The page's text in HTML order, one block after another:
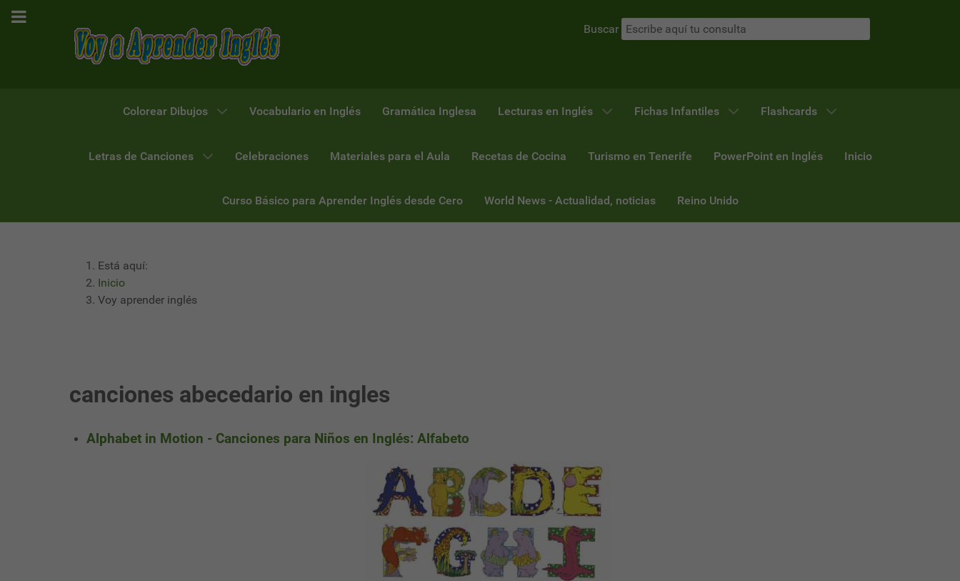
Buscar
Colorear Dibujos Vocabulario en Inglés Gramática Inglesa Lecturas en Inglés Fichas Infantiles Flashcards
Letras de Canciones Celebraciones Materiales para el Aula Recetas de Cocina Turismo en Tenerife PowerPoint en Inglés Inicio
Curso Básico para Aprender Inglés desde Cero World News - Actualidad, noticias Reino Unido
Está aquí:
Inicio
Voy aprender inglés
canciones abecedario en ingles
Alphabet in Motion - Canciones para Niños en Inglés: Alfabeto